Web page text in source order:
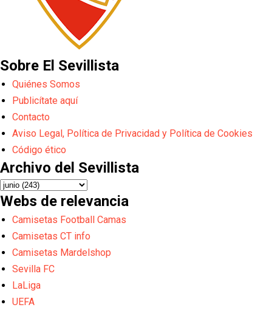
Sobre El Sevillista
Quiénes Somos
Publicítate aquí
Contacto
Aviso Legal, Política de Privacidad y Política de Cookies
Código ético
Archivo del Sevillista
Webs de relevancia
Camisetas Football Camas
Camisetas CT info
Camisetas Mardelshop
Sevilla FC
LaLiga
UEFA